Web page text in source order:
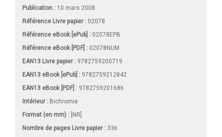
Publication : 10 mars 2008
Référence Livre papier : 02078
Référence eBook [ePub] : 02078EPB
Référence eBook [PDF] : 02078NUM
EAN13 Livre papier : 9782759200719
EAN13 eBook [ePub] : 9782759212842
EAN13 eBook [PDF] : 9782759201686
Intérieur : Bichromie
Format (en mm) : [NR]
Nombre de pages Livre papier: 336